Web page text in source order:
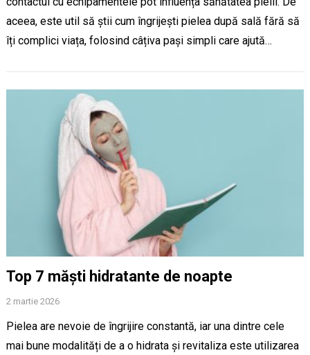
aceea, este util să știi cum îngrijești pielea după sală fără să
îți complici viața, folosind câțiva pași simpli care ajută…
Top 7 măști hidratante de noapte
2 martie 2026
Pielea are nevoie de îngrijire constantă, iar una dintre cele
mai bune modalități de a o hidrata și revitaliza este utilizarea